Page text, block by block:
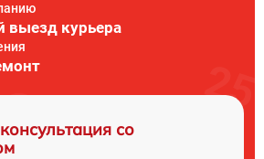
выезд курьера
со